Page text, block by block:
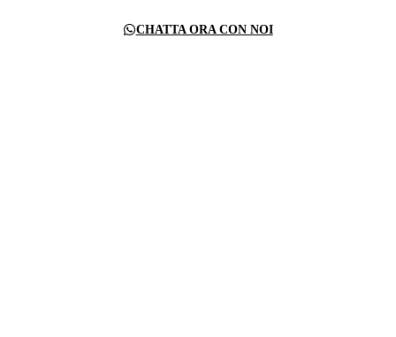
CHATTA ORA CON NOI